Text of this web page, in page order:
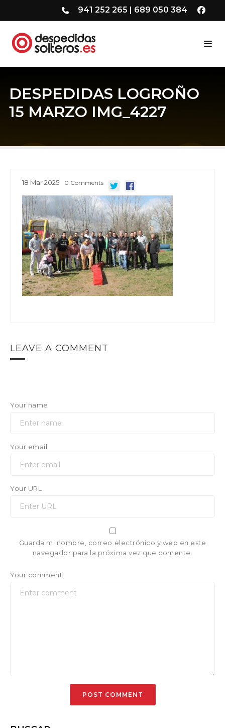
941 252 265 | 689 050 384
DESPEDIDAS LOGROÑO
15 MARZO IMG_4227
18 Mar2025 0 Comments
LEAVE A COMMENT
Your name
Your email
Your URL
Guarda mi nombre, correo electrónico y web en este
navegador para la próxima vez que comente.
Your comment